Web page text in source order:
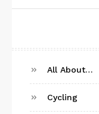
All About…
Cycling